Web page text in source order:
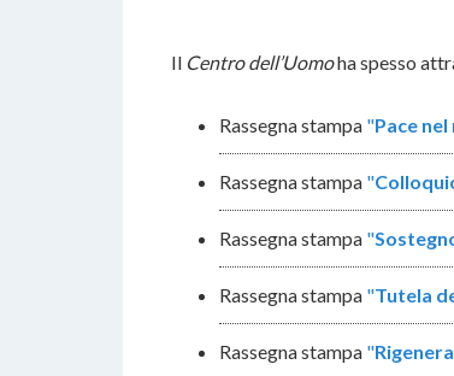
Il Centro dell’Uomoha spesso
Rassegna stampa "Pace
Rassegna stampa "
Rassegna stampa "
Rassegna stampa "Tutela
Rassegna stampa "